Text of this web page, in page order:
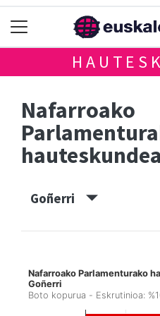
Nafarroako
Goñerri
Nafarroako Parlamenturako
Goñerri
Boto kopurua - Eskrutinioa: